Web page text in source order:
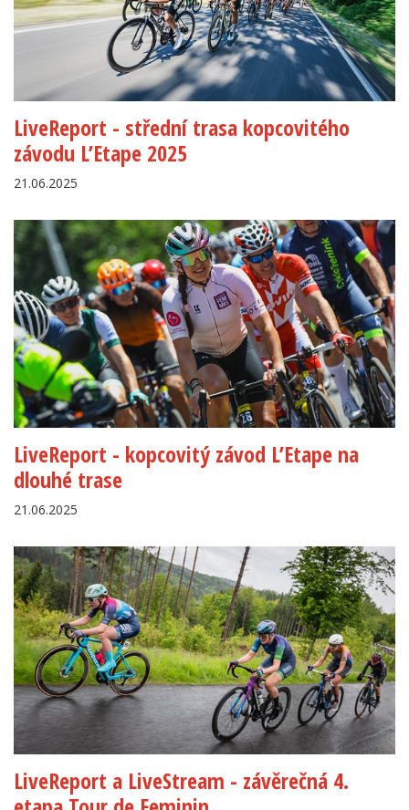
LiveReport - střední trasa kopcovitého
závodu L’Etape 2025
21.06.2025
LiveReport - kopcovitý závod L’Etape na
dlouhé trase
21.06.2025
LiveReport a LiveStream - závěrečná 4.